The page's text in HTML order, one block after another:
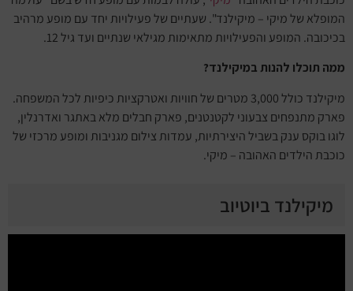
המופלא של מיקי – מיקילנד". שעתיים של פעילויות יחד עם מופע מרהיב
בכיכובה. המופע והפעילויות מתאימות מגילאי שנתיים ועד גיל 12.
ממה תוכלו להנות במיקילנד?
מיקילנד כולל 3,000 מטרים של חוויות ואטרקציות כיפיות לכל המשפחה.
פארק מתנפחים צבעוני לקטנטנים, פארק חבלים מלא באתגר ואדרנלין,
לוגו בוקס ענק בשביל היצירתיות, עמדות צילום מגניבות ומופע מרכזי של
כוכבת הילדים האהובה – מיקי.
מיקילנד ביוטיוב